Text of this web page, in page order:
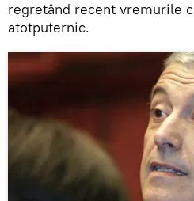
regretând recent vremurile
atotputernic.